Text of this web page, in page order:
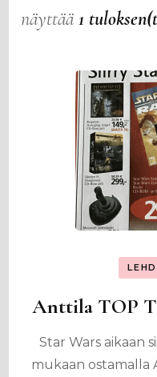
näyttää1
Anttila TOP
Star Wars aikaan
mukaan ostamalla